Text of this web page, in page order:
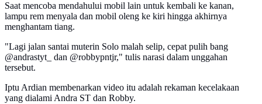
Saat mencoba mendahului mobil lain untuk kembali ke kanan,
lampu rem menyala dan mobil oleng ke kiri hingga akhirnya
menghantam tiang.
"Lagi jalan santai muterin Solo malah selip, cepat pulih bang
@andrastyt_ dan @robbypntjr," tulis narasi dalam unggahan
tersebut.
Iptu Ardian membenarkan video itu adalah rekaman kecelakaan
yang dialami Andra ST dan Robby.